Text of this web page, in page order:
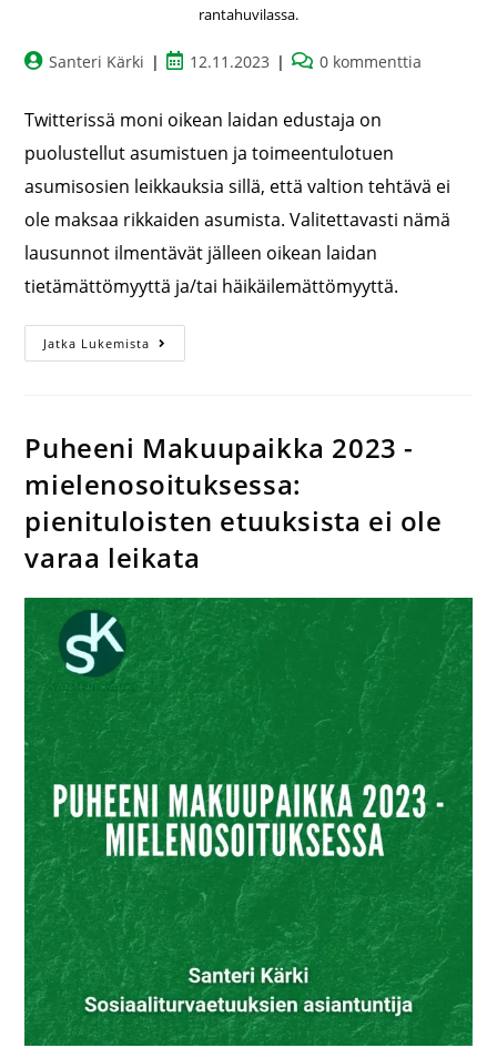
rantahuvilassa.
Santeri Kärki 12.11.2023 0 kommenttia
Twitterissä moni oikean laidan edustaja on
puolustellut asumistuen ja toimeentulotuen
asumisosien leikkauksia sillä, että valtion tehtävä ei
ole maksaa rikkaiden asumista. Valitettavasti nämä
lausunnot ilmentävät jälleen oikean laidan
tietämättömyyttä ja/tai häikäilemättömyyttä.
Jatka Lukemista
Puheeni Makuupaikka 2023 -
mielenosoituksessa:
pienituloisten etuuksista ei ole
varaa leikata